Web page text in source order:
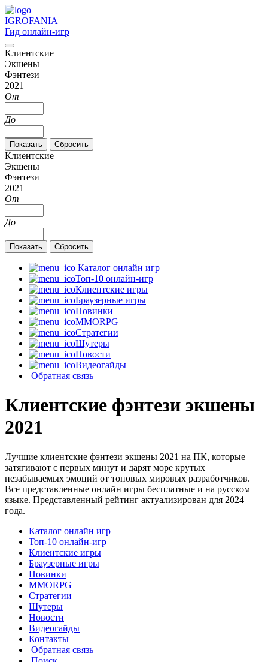
IGROFANIA
Гид онлайн-игр
Клиентские
Экшены
Фэнтези
2021
От
До
Клиентские
Экшены
Фэнтези
2021
От
До
Каталог онлайн игр
Топ-10 онлайн-игр
Клиентские игры
Браузерные игры
Новинки
MMORPG
Стратегии
Шутеры
Новости
Видеогайды
Обратная связь
Клиентские фэнтези экшены
2021
Лучшие клиентские фэнтези экшены 2021 на ПК, которые
затягивают с первых минут и дарят море крутых
незабываемых эмоций от топовых мировых разработчиков.
Все представленные онлайн игры бесплатные и на русском
языке. Представленный рейтинг актуализирован для 2024
года.
Каталог онлайн игр
Топ-10 онлайн-игр
Клиентские игры
Браузерные игры
Новинки
MMORPG
Стратегии
Шутеры
Новости
Видеогайды
Контакты
Обратная связь